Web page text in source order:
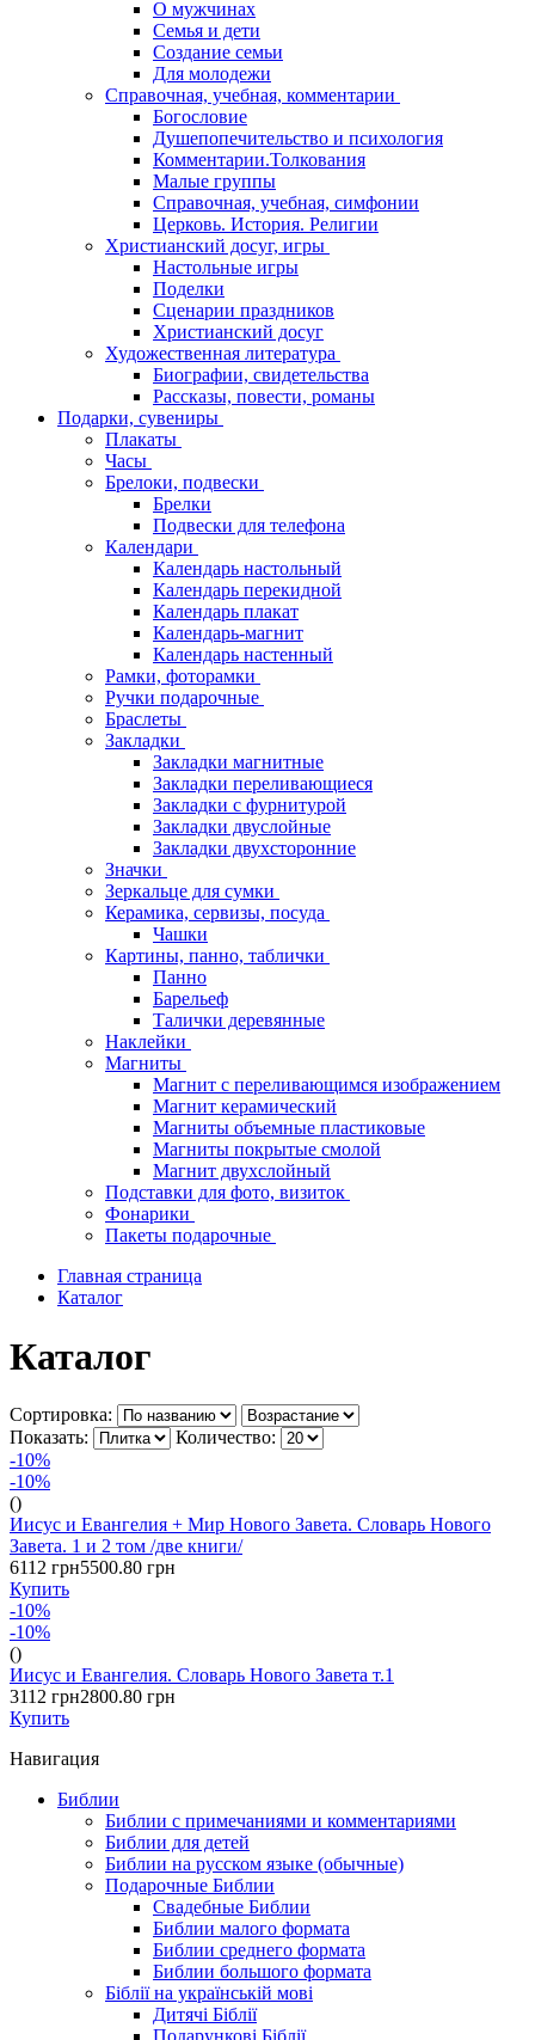
О мужчинах
Семья и дети
Создание семьи
Для молодежи
Справочная, учебная, комментарии
Богословие
Душепопечительство и психология
Комментарии.Толкования
Малые группы
Справочная, учебная, симфонии
Церковь. История. Религии
Христианский досуг, игры
Настольные игры
Поделки
Сценарии праздников
Христианский досуг
Художественная литература
Биографии, свидетельства
Рассказы, повести, романы
Подарки, сувениры
Плакаты
Часы
Брелоки, подвески
Брелки
Подвески для телефона
Календари
Календарь настольный
Календарь перекидной
Календарь плакат
Календарь-магнит
Календарь настенный
Рамки, фоторамки
Ручки подарочные
Браслеты
Закладки
Закладки магнитные
Закладки переливающиеся
Закладки с фурнитурой
Закладки двуслойные
Закладки двухсторонние
Значки
Зеркальце для сумки
Керамика, сервизы, посуда
Чашки
Картины, панно, таблички
Панно
Барельеф
Талички деревянные
Наклейки
Магниты
Магнит с переливающимся изображением
Магнит керамический
Магниты объемные пластиковые
Магниты покрытые смолой
Магнит двухслойный
Подставки для фото, визиток
Фонарики
Пакеты подарочные
Главная страница
Каталог
Каталог
Сортировка:
Показать:
Количество:
-10%
-10%
()
Иисус и Евангелия + Мир Нового Завета. Словарь Нового
Завета. 1 и 2 том /две книги/
6112 грн5500.80 грн
Купить
-10%
-10%
()
Иисус и Евангелия. Словарь Нового Завета т.1
3112 грн2800.80 грн
Купить
Навигация
Библии
Библии с примечаниями и комментариями
Библии для детей
Библии на русском языке (обычные)
Подарочные Библии
Свадебные Библии
Библии малого формата
Библии среднего формата
Библии большого формата
Біблії на українській мові
Дитячі Біблії